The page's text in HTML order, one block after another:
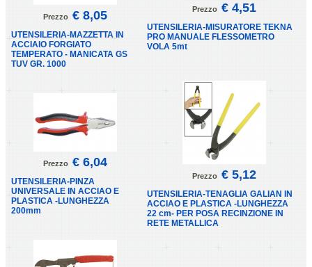
Prezzo € 8,05
UTENSILERIA-MAZZETTA IN
ACCIAIO FORGIATO
TEMPERATO - MANICATA GS
TUV GR. 1000
Prezzo € 4,51
UTENSILERIA-MISURATORE TEKNA
PRO MANUALE FLESSOMETRO
VOLA 5mt
Prezzo € 6,04
UTENSILERIA-PINZA
UNIVERSALE IN ACCIAO E
PLASTICA -LUNGHEZZA
200mm
Prezzo € 5,12
UTENSILERIA-TENAGLIA GALIAN IN
ACCIAO E PLASTICA -LUNGHEZZA
22 cm- PER POSA RECINZIONE IN
RETE METALLICA